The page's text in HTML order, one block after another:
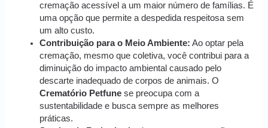
cremação acessível a um maior número de famílias. É
uma opção que permite a despedida respeitosa sem
um alto custo.
Contribuição para o Meio Ambiente: Ao optar pela
cremação, mesmo que coletiva, você contribui para a
diminuição do impacto ambiental causado pelo
descarte inadequado de corpos de animais. O
Crematório Petfune se preocupa com a
sustentabilidade e busca sempre as melhores
práticas.